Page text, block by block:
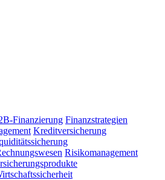
Finanzierung Finanzstrategien
Kreditversicherung
Risikomanagement